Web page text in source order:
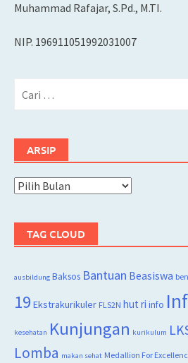
Muhammad Rafajar, S.Pd., M.TI.
NIP. 196911051992031007
ARSIP
Arsip
TAG CLOUD
ausbildung Baksos Bantuan Beasiswa
19 Ekstrakurikuler FLS2N hut ri info
kesehatan Kunjungan kurikulum
Lomba makan sehat Medallion For